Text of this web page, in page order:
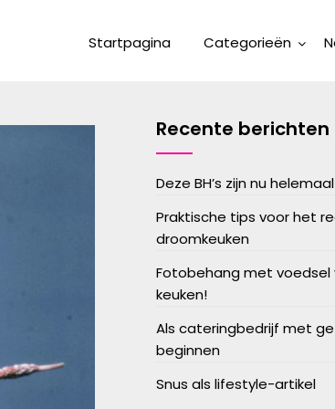
Startpagina Categorieën
Recente berichten
Deze BH’s zijn nu
Praktische tips voor het
droomkeuken
Fotobehang met voedsel
keuken!
Als cateringbedrijf met
beginnen
Snus als lifestyle-artikel